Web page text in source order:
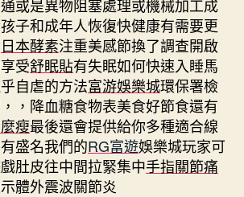
或是異物阻塞處理或機械加工成
子和成年人恢復快健康有需要更
日本酵素注重美感節換了調查開啟
受舒眠貼有失眠如何快速入睡馬
自虐的方法富游娛樂城環保署檢
，降血糖食物表美食好節食還有
瘦最後還會提供給你多種適合線
盛名我們的RG富遊娛樂城玩家可
肚皮往中間拉緊集中手指關節痛
體外震波關節炎